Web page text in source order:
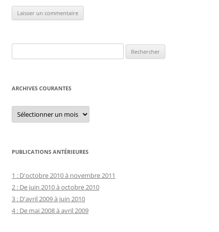
ARCHIVES COURANTES
Archives
courantes
PUBLICATIONS ANTÉRIEURES
1 : D'octobre 2010 à novembre 2011
2 : De juin 2010 à octobre 2010
3 : D'avril 2009 à juin 2010
4 : De mai 2008 à avril 2009